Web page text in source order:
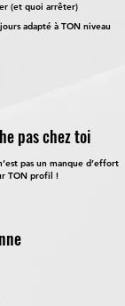
(et quoi arrêter)
adapté à TON niveau
pas chez toi
pas un manque d’effort
TON profil !